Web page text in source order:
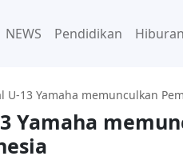
NEWS Pendidikan Hiburan
U-13 Yamaha memunculkan
Yamaha